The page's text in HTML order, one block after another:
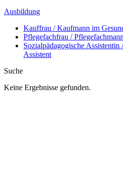
Ausbildung
Kauffrau / Kaufmann im
Pflegefachfrau /
Sozialpädagogische Assistentin
Assistent
Suche
Keine Ergebnisse gefunden.